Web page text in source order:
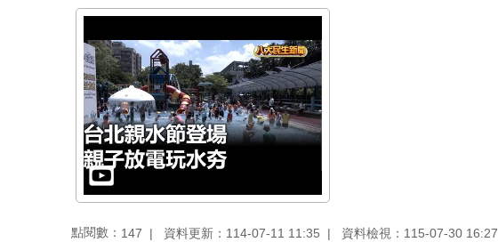
點閱數： 147 資料更新：114-07-11 11:35 資料檢視：115-07-30 16:27